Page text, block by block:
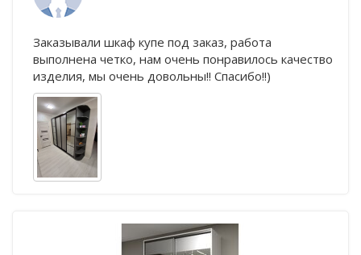
Заказывали шкаф купе под заказ, работа
выполнена четко, нам очень понравилось качество
изделия, мы очень довольны!! Спасибо!!)